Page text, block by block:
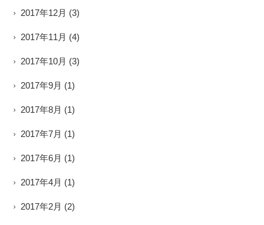
2017年12月 (3)
2017年11月 (4)
2017年10月 (3)
2017年9月 (1)
2017年8月 (1)
2017年7月 (1)
2017年6月 (1)
2017年4月 (1)
2017年2月 (2)